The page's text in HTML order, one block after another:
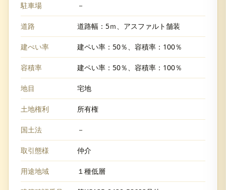
駐車場 －
道路 道路幅：5ｍ、アスファルト舗装
建ぺい率 建ペい率：50％、容積率：100％
容積率 建ペい率：50％、容積率：100％
地目 宅地
土地権利 所有権
国土法 －
取引態様 仲介
用途地域 １種低層